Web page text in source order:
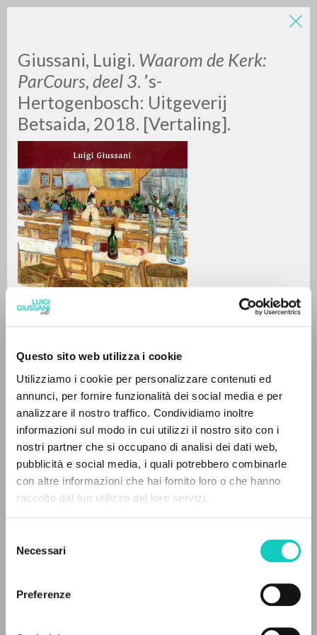
Questo sito web utilizza i cookie
Utilizziamo i cookie per personalizzare contenuti ed
annunci, per fornire funzionalità dei social media e per
analizzare il nostro traffico. Condividiamo inoltre
informazioni sul modo in cui utilizzi il nostro sito con i
nostri partner che si occupano di analisi dei dati web,
pubblicità e social media, i quali potrebbero combinarle
con altre informazioni che hai fornito loro o che hanno
raccolto dal tuo utilizzo dei loro servizi.
delNecessari
Preferenze
Giussani, Luigi. Waarom de Kerk:
ParCours, deel 3. ’s-
Hertogenbosch: Uitgeverij
Betsaida, 2018. [Vertaling].
Giussani LuigiAutore
Peeters MichielTraduttore
Roegiers KlaartjeTraduttore
Uitgeverij Betsaida
ULTIMO AGGIORNAMENTO
05/09/2019
LUIGI
GIUSSANI
0DOCUMENTI TROVATI
RISULTATI SUCCESSIVI